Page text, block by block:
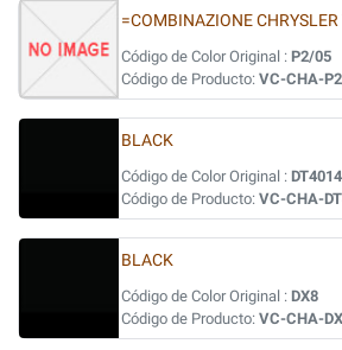
=COMBINAZIONE
Código de Color Original : P2/05
Código de Producto: VC-CHA-
BLACK
Código de Color Original : DT4014
Código de Producto: VC-CHA-
BLACK
Código de Color Original : DX8
Código de Producto: VC-CHA-